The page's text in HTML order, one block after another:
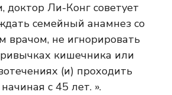
доктор Ли-Конг советует
семейный анамнез со
врачом, не игнорировать
кишечника или
(и) проходить
с 45 лет. ».